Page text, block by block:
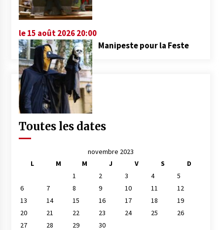
le 15 août 2026 20:00
Manipeste pour la Feste
Toutes les dates
novembre 2023
L
M M J V S
D
1
2 3 4
5
6
7 8 9 10 11
12
13
14 15 16 17 18
19
20
21 22 23 24 25
26
27
28 29
30